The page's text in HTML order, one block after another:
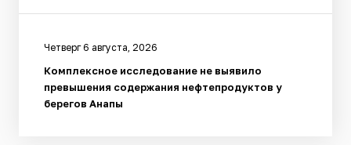
Четверг 6 августа, 2026
Комплексное исследование не выявило
превышения содержания нефтепродуктов у
берегов Анапы